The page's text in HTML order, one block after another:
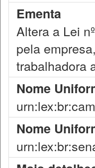
Ementa
Altera a Lei
pela
trabalhadora
Nome
Nome